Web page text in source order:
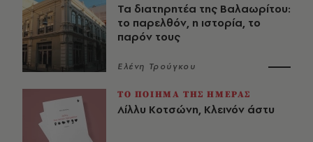
Τα διατηρητέα της Βαλαωρίτου:
το παρελθόν, η ιστορία, το
παρόν τους
Ελένη Τρούγκου
ΤΟ ΠΟΙΗΜΑ ΤΗΣ ΗΜΕΡΑΣ
Λίλλυ Κοτσώνη, Κλεινόν άστυ